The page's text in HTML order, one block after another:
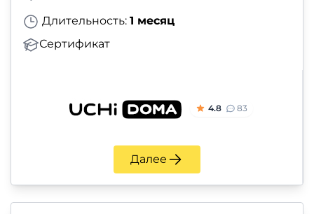
Длительность: 1 месяц
Сертификат
4.8 83
Далее